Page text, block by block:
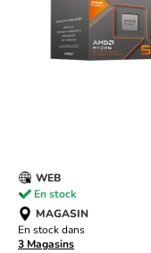
WEB
En stock
MAGASIN
En stock dans
3 Magasins